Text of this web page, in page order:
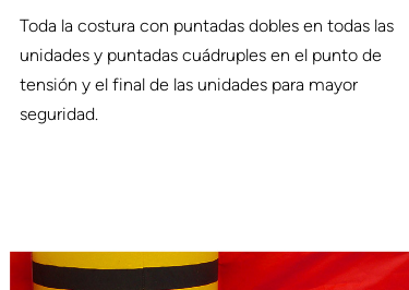
Toda la costura con puntadas dobles en todas las
unidades y puntadas cuádruples en el punto de
tensión y el final de las unidades para mayor
seguridad.